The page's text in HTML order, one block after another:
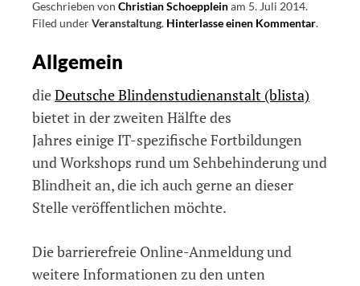
Geschrieben von Christian Schoeppleinam 5. Juli 2014.
Filed underVeranstaltung. Hinterlasse einen Kommentaron
der
.
Allgemein
dieDeutsche Blindenstudienanstalt (blista)
bietet in der zweiten Hälfte des
Jahres einige IT-spezifische Fortbildungen
und Workshops rund um Sehbehinderung und
Blindheit an, die ich auch gerne an dieser
Stelle veröffentlichen möchte.
Die barrierefreie Online-Anmeldung und
weitere Informationen zu den unten